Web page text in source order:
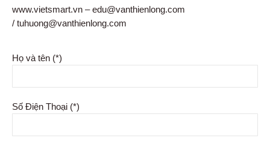
www.vietsmart.vn – edu@vanthienlong.com
/ tuhuong@vanthienlong.com
Họ và tên (*)
Số Điện Thoại (*)